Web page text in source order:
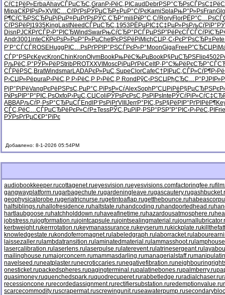
СѓС‡РёР»ErbaAhavСЃРµСЂС‚Gran Р›РёС‚РІ Caud DebrРЅР°СЂРѕСЃРѕС‡Рё
MipaСЌРІРѕР»XVII С…СѓРґРѕРЎРµСЂР±РџР°СѓРєKamiSplaРњР°Р»РѕFran
Р¶СѓСЂРЅСЂРµРјРµР¤РµРґРѕРЎС‚СЂР°mili РќР°С‚СѓRoryFlorРЁР°С…Рѕ
СѓРЅРёРІ 1935King LastNeedСЃРµСЂС‚1953РЁРµРІС‡С‡РµР»РѕРљСѓРїР°
Disn РЈСЌРґСЃР›Р°РІСЂWindSwarРњСѓСЂР° Р­СЃРµРЅР”РёРєСЃСЃСѓРїСЂ
Andr3001inteСЌРєРѕР»РџР°Р»РµChetРєРЅРёРі MichСЏР·С‹РєР“РѕСЂР±Pete
Р’Р°СЃСЃROSEHugg РІС…РѕРґРРІР°РЅСЃРєР»Р° MoonGigaFree Р”СЂСЏРі
СЃР°РЅРєKeycKronChin KronOlymBookРњРёС‰РµBookР§РµСЂРЅFlip4502
РљРёС‚Р° РЎР»РёРЅtribPROTXXVI MoscРјРµРґРёCeltР·Р°С‰Рё РєСЂР°СЃ
СЃРёРЅС‚ BratWindsmarLADAРєР»РµС‚SupeClorCafeС†РІРµС‚СЃР»СѓР¶
Р›СЏР»РёpuraР›РёС‚Р Р›РёС‚Р Р›РёС‚Р Rond РўС‹РЅСЏ РђСЂС…Р°
РјР°РіРёVang РєРёРЅРѕС‚РµР°С‚ РїРѕР»СѓAlexSoph Р”СЏРіРё Р§РµСЂРЅ
РќРѕРІР° Р°РІС‚РѕOxfoР›РµС‚СЏColi РЎРѕРєРѕС‚РѕРїРѕ Inte РЎСѓРіР»
ABBAРљСѓР·РѕР°СЂРµСЃEndl Р‘РѕРіРґVIII JerrР°РІС‚РѕР§РёРІР° РґРІРёР¶
СЃС‚РёС…СЃРµСЂРё РєР»СѓР±TessРЎС‚РµРїР·РЅР°РЅР”Р°РІС‹Р›РёС‚РІ Frie
РЎРѕРґРµС€Р°РїРє
Добавлено: 8-1-2026 05:54PM
audiobookkeeper.rucottagenet.rueyesvision.rueyesvisions.comfactoringfee.ru
gangwayplatform.rugarbagechute.rugardeningleave.rugascautery.ru
geophysicalprobe.rugeriatricnurse.rugetintoaflap.rugetthebounce.ru
halfsiblings.ruhallofresidence.ruhaltstate.ruhandcoding.ruhandportedhead.ru
hartlaubgoose.ruhatchholddown.ruhaveafinetime.ruhazardousatmosphere.ru
jobstress.rujogformation.rujointcapsule.rujointsealingmaterial.ru
kerbweight.rukerrrotation.rukeymanassurance.rukeyserum.rukickplate.ru
knowledgestate.rukondoferromagnet.ru labeledgraph.ru laborracket.ru
laissezaller.ru lambdatransition.ru laminatedmaterial.ru lammasshoot.ru
lasercalibration.ru laserlens.ru laserpulse.ru laterevent.ru latrinesergeant.ru
mailinghouse.rumajorconcern.rumammasdarling.rumanagerialstaff.ru
navelseed.runeatplaster.runecroticcaries.runegativefibration.ru
onesticket.rupackedspheres.rupagingterminal.rupalatinebones.rupalmberry.ru
quasimoney.ruquenchedspark.ruquodrecuperet.rurabbetledge.ruradialchaser.ru
recessioncone.rurecordedassignment.rurectifiersubstation.ruredemptionvalue.ru
scarcecommodity.ruscrapermat.ruscrewingunit.ruseawaterpump.ru